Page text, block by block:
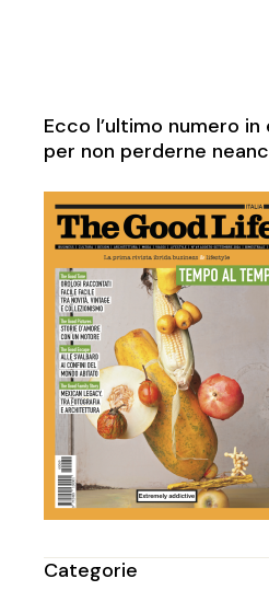
Ecco l’ultimo numero
per non perderne
Categorie